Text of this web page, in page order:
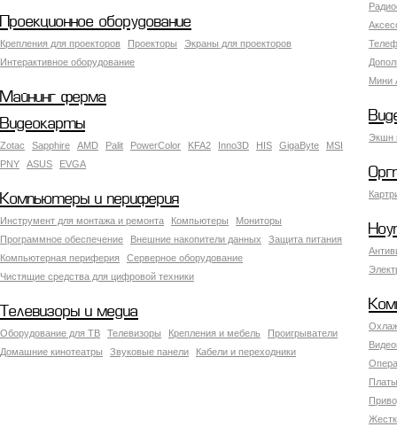
Мини
Проекционное оборудование
Крепления для проекторов Проекторы
Экраны для проекторов
Интерактивное оборудование
Майнинг ферма
Экшн
Видеокарты
Zotac Sapphire AMD Palit PowerColor KFA2 Inno3D HIS GigaByte
MSI
PNY
ASUS EVGA
Компьютеры и периферия
Инструмент для монтажа и ремонта Компьютеры
Мониторы
Программное обеспечение
Внешние накопители данных
Защита питания
Компьютерная периферия
Серверное оборудование
Чистящие средства для цифровой техники
Телевизоры и медиа
Оборудование для ТВ Телевизоры Крепления и мебель
Проигрыватели
Домашние кинотеатры
Звуковые панели Кабели и переходники